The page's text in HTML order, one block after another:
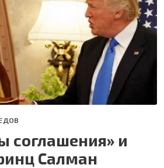
соглашения» и
Салман